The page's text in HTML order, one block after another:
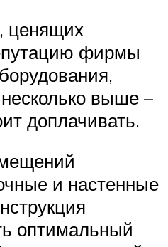
ценящих
фирмы
выше –
доплачивать.
и настенные
оптимальный